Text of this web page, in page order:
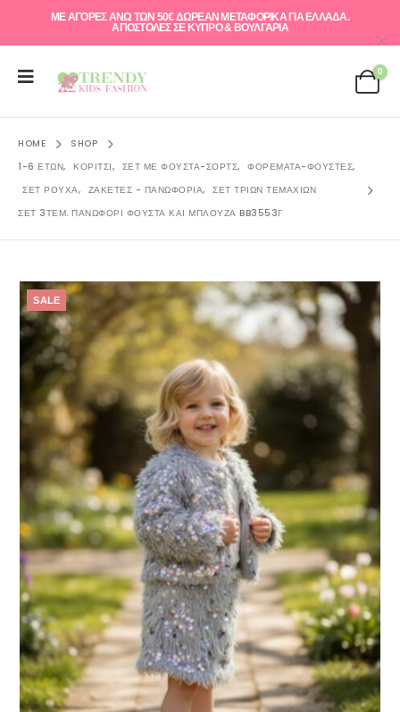
ΜΕ ΑΓΟΡΕΣ ΑΝΩ ΤΩΝ 50€ ΔΩΡΕΑΝ ΜΕΤΑΦΟΡΙΚΑ ΓΙΑ ΕΛΛAΔΑ.
ΑΠΟΣΤΟΛΕΣ ΣΕ ΚΥΠΡΟ & ΒΟΥΛΓΑΡΙΑ
0
HOME
SHOP
1-6 ΕΤΏΝ, ΚΟΡΊΤΣΙ, ΣΕΤ ΜΕ ΦΟΥΣΤΑ-ΣΟΡΤΣ, ΦΟΡΈΜΑΤΑ-ΦΟΎΣΤΕΣ,
ΣΕΤ ΡΟΎΧΑ, ΖΑΚΈΤΕΣ - ΠΑΝΩΦΌΡΙΑ, ΣΕΤ ΤΡΙΏΝ ΤΕΜΑΧΊΩΝ
ΣΕΤ 3ΤΕΜ. ΠΑΝΩΦΌΡΙ ΦΟΎΣΤΑ ΚΑΙ ΜΠΛΟΎΖΑ BB3553Γ
SALE